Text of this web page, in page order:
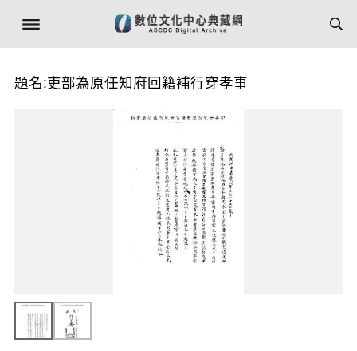
題名:吏部為原任知府回籍補行穿孝事